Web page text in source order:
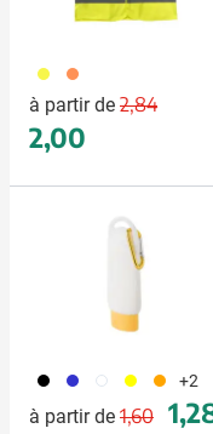
006 007
à partir de Prix normal
2,84 Prix
2,00
001 023 002 006 007 +2
à partir de
Prix normal
1,60
Prix